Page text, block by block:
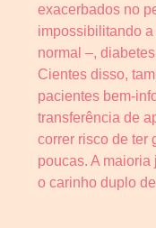
exacerbados no
impossibilitando
normal –,
Cientes disso,
pacientes bem-
transferência de
correr risco de ter
poucas. A
o carinho duplo